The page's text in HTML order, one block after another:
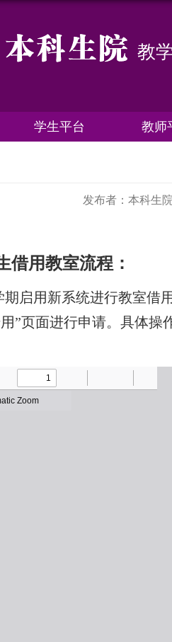
教
学生平台 教师
发布者：本科生
借用教室流程：
期启用新系统进行教室借
”页面进行申请。具体操